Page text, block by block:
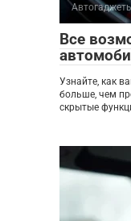
Все
Узнайте, как
больше, чем
скрытые